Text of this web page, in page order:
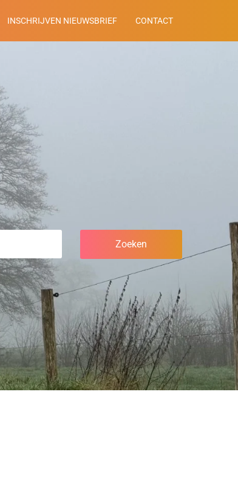
INSCHRIJVEN NIEUWSBRIEF CONTACT